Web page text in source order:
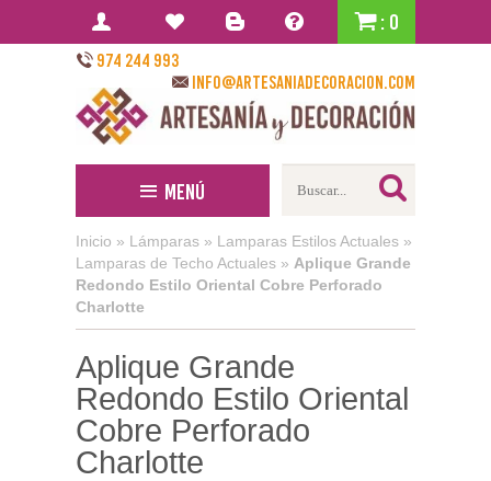
: 0
974 244 993
info@artesaniadecoracion.com
Menú
Inicio » Lámparas » Lamparas Estilos Actuales »
Lamparas de Techo Actuales » Aplique Grande
Redondo Estilo Oriental Cobre Perforado
Charlotte
Aplique Grande
Redondo Estilo Oriental
Cobre Perforado
Charlotte